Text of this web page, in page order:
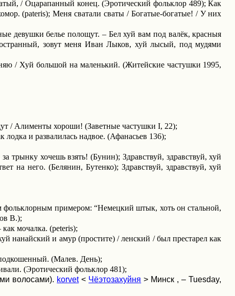
/ Оцарапанный конец. (Эротический фольклор 489); Как
(pateris); Меня сватали сваты / Богатые-богатые! / У них
девушки белье полощут. – Бел хуй вам под валёк, красныя
зовут меня Иван Лыков, хуй лысый, под мудями
/ Хуй большой на маленький. (Житейские частушки 1995,
/ Алименты хороши! (Заветные частушки I, 22);
и развалилась надвое. (Афанасьев 136);
трынку хочешь взять! (Бунин); Здравствуй, здравствуй, хуй
на него. (Белянин, Бутенко); Здравствуй, здравствуй, хуй
примером: “Немецкий штык, хоть он стальной,
В.);
мочалка. (peteris);
нанайский и амур (простите) / ленский / был престарел как
(Малев. День);
(Эротический фольклор 481);
волосами). korvet< Чёэтозахуйня > Минск , – Tuesday,